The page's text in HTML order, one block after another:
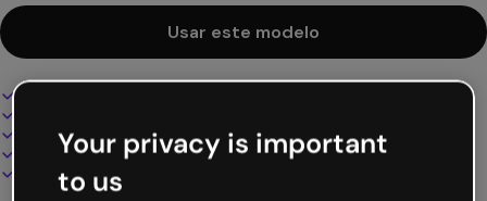
Usar este modelo
Adicione áudio, vídeo e multimídia
Apresente, compartilhe ou publique online
Baixe em PDF, MP4 e outros formatos
Your privacy is important
to us